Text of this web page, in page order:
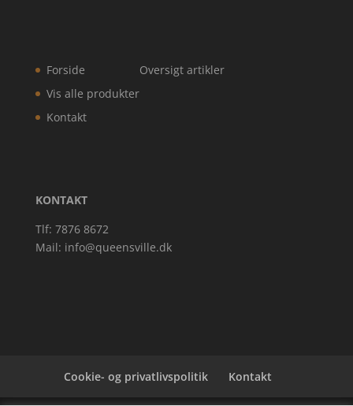
Forside
Vis alle produkter
Kontakt
Oversigt artikler
KONTAKT
Tlf: 7876 8672
Mail: info@queensville.dk
Cookie- og privatlivspolitik Kontakt